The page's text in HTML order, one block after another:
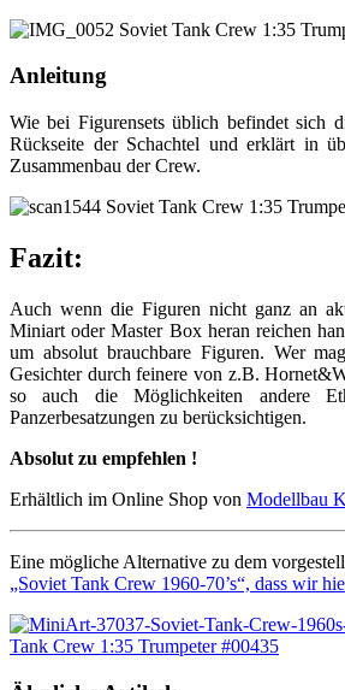
Anleitung
Wie bei Figurensets üblich befindet sich
Rückseite der Schachtel und erklärt in
Zusammenbau der Crew.
Fazit:
Auch wenn die Figuren nicht ganz an
Miniart oder Master Box heran reichen
um absolut brauchbare Figuren. Wer
Gesichter durch feinere von z.B.
so auch die Möglichkeiten andere
Panzerbesatzungen zu berücksichtigen.
Absolut zu empfehlen !
Erhältlich im Online Shop von Modellbau
Eine mögliche Alternative zu dem
„Soviet Tank Crew 1960-70’s“, dass wir